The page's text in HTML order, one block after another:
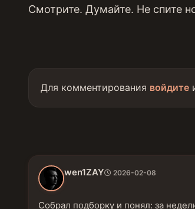
Смотрите. Думайте. Не спите
Для комментирования войдите
wen1ZAY 2026-02-08
Собрал подборку и понял: за